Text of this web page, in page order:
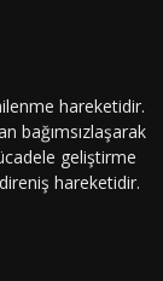
hareketidir.
bağımsızlaşarak
geliştirme
hareketidir.